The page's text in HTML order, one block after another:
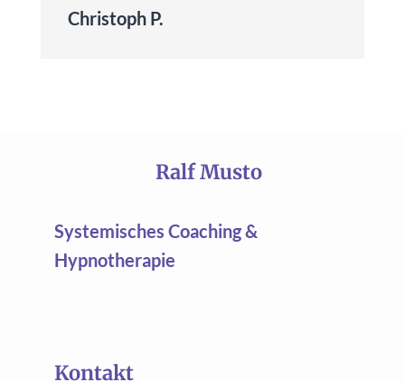
Christoph P.
Ralf Musto
Systemisches Coaching &
Hypnotherapie
Kontakt